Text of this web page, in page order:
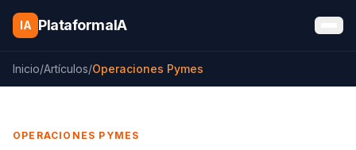
Saltar al contenido
IA PlataformaIA
Inicio/Artículos/Operaciones Pymes
OPERACIONES PYMES